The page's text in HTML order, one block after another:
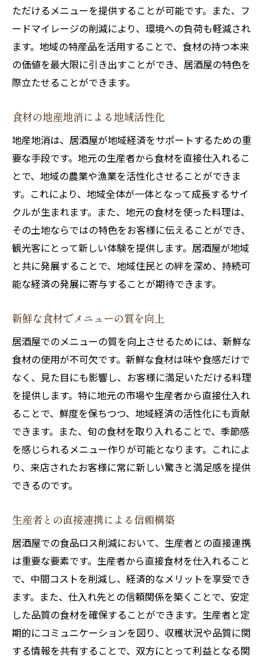
ただけるメニューを提供することが可能です。また、フ
ードマイレージの削減により、環境への負荷も軽減され
ます。地域の特産品を活用することで、食材の持つ本来
の価値を最大限に引き出すことができ、居酒屋の特色を
際立たせることができます。
食材の地産地消による地域活性化
地産地消は、居酒屋が地域経済をサポートするための重
要な手段です。地元の生産者から食材を直接仕入れるこ
とで、地域の農業や漁業を活性化させることができま
す。これにより、地域全体が一体となって成長するサイ
クルが生まれます。また、地元の食材を使った料理は、
その土地ならではの特色をお客様に伝えることができ、
観光客にとって新しい体験を提供します。居酒屋が地域
と共に発展することで、地域住民との絆を深め、持続可
能な経済の発展に寄与することが期待できます。
新鮮な食材でメニューの質を向上
居酒屋でのメニューの質を向上させるためには、新鮮な
食材の使用が不可欠です。新鮮な食材は味や食感だけで
なく、見た目にも影響し、お客様に満足いただける料理
を提供します。特に地元の市場や生産者から直接仕入れ
ることで、鮮度を保ちつつ、地域経済の活性化にも貢献
できます。また、旬の食材を取り入れることで、季節感
を感じられるメニュー作りが可能となります。これによ
り、来店されたお客様に常に新しい驚きと満足感を提供
できるのです。
生産者との直接連携による信頼構築
居酒屋での食品ロス削減において、生産者との直接連携
は重要な要素です。生産者から直接食材を仕入れること
で、中間コストを削減し、経済的なメリットを享受でき
ます。また、仕入れ先との信頼関係を築くことで、安定
した品質の食材を確保することができます。生産者と定
期的にコミュニケーションを図り、収穫状況や品質に関
する情報を共有することで、双方にとって利益となる関